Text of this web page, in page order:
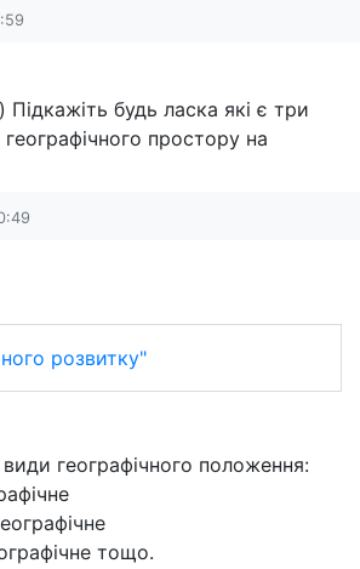
будь ласка які є три
простору на
розвитку"
види географічного положення:
тощо.